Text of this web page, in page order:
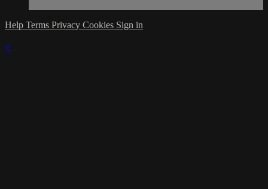
Help Terms Privacy Cookies Sign in
×